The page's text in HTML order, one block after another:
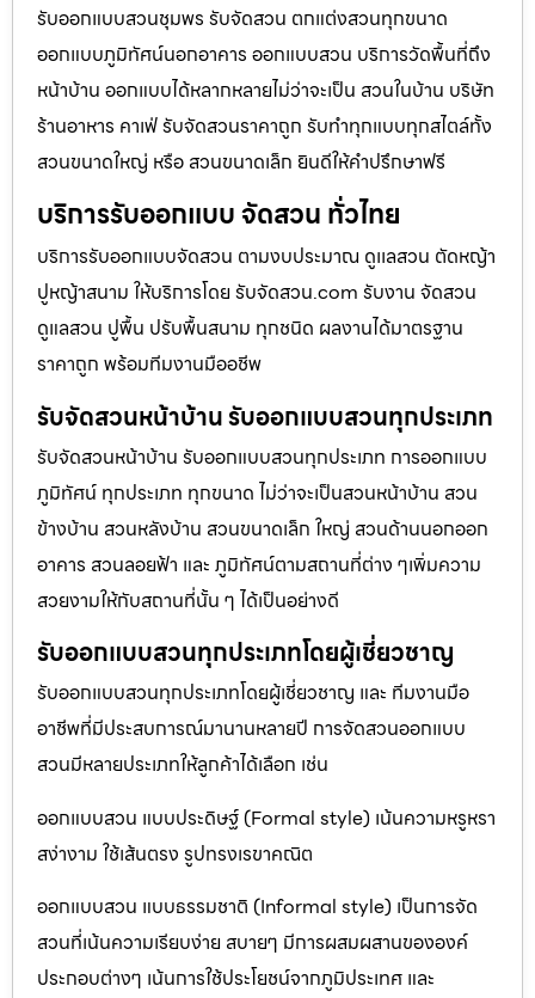
รับออกแบบสวนชุมพร รับจัดสวน ตกแต่งสวนทุกขนาด
ออกแบบภูมิทัศน์นอกอาคาร ออกแบบสวน บริการวัดพื้นที่ถึง
หน้าบ้าน ออกแบบได้หลากหลายไม่ว่าจะเป็น สวนในบ้าน บริษัท
ร้านอาหาร คาเฟ่ รับจัดสวนราคาถูก รับทำทุกแบบทุกสไตล์ทั้ง
สวนขนาดใหญ่ หรือ สวนขนาดเล็ก ยินดีให้คำปรึกษาฟรี
บริการรับออกแบบ จัดสวน ทั่วไทย
บริการรับออกแบบจัดสวน ตามงบประมาณ ดูเเลสวน ตัดหญ้า
ปูหญ้าสนาม ให้บริการโดย รับจัดสวน.com รับงาน จัดสวน
ดูแลสวน ปูพื้น ปรับพื้นสนาม ทุกชนิด ผลงานได้มาตรฐาน
ราคาถูก พร้อมทีมงานมืออชีพ
รับจัดสวนหน้าบ้าน รับออกแบบสวนทุกประเภท
รับจัดสวนหน้าบ้าน รับออกแบบสวนทุกประเภท การออกแบบ
ภูมิทัศน์ ทุกประเภท ทุกขนาด ไม่ว่าจะเป็นสวนหน้าบ้าน สวน
ข้างบ้าน สวนหลังบ้าน สวนขนาดเล็ก ใหญ่ สวนด้านนอกออก
อาคาร สวนลอยฟ้า และ ภูมิทัศน์ตามสถานที่ต่าง ๆเพิ่มความ
สวยงามให้กับสถานที่นั้น ๆ ได้เป็นอย่างดี
รับออกแบบสวนทุกประเภทโดยผู้เชี่ยวชาญ
รับออกแบบสวนทุกประเภทโดยผู้เชี่ยวชาญ และ ทีมงานมือ
อาชีพที่มีประสบการณ์มานานหลายปี การจัดสวนออกแบบ
สวนมีหลายประเภทให้ลูกค้าได้เลือก เช่น
ออกแบบสวน แบบประดิษฐ์ (Formal style) เน้นความหรูหรา
สง่างาม ใช้เส้นตรง รูปทรงเรขาคณิต
ออกแบบสวน แบบธรรมชาติ (Informal style) เป็นการจัด
สวนที่เน้นความเรียบง่าย สบายๆ มีการผสมผสานขององค์
ประกอบต่างๆ เน้นการใช้ประโยชน์จากภูมิประเทศ และ